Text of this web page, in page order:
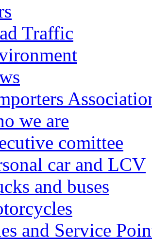
Traffic
we are
comittee
car and LCV
and buses
and Service